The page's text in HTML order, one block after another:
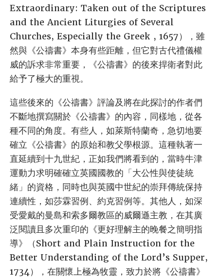
Extraordinary: Taken out of the Scriptures
and the Ancient Liturgies of Several
Churches, Especially the Greek , 1657），雖
然與《公禱書》本身有些距離，但它對古代禮儀權
威的訴求非常重要，《公禱書》的後來捍衛者對此
給予了極大的重視。
這些後來的《公禱書》評論及將在此探討的作者們
不斷地撰寫關於《公禱書》的內容，同樣地，從各
種不同的角度。有些人，如萊斯特蘭奇，急切地要
確立《公禱書》的原始和教父學根源。這種執著一
直延續到十九世紀，正如我們將看到的，當時牛津
運動力求明確確立英國國教的「大公性與使徒統
緒」的資格，同時也與英國中世紀的崇拜傳統保持
連續性，如莎霖習例、約克習例等。其他人，如深
受愛戴的曼島和索多爾教區的威爾遜主教，在其廣
泛閱讀且多次重印的《更好理解主的晚餐之簡明指
導》（Short and Plain Instruction for the
Better Understanding of the Lord’s Supper,
1734），在關懷上極為牧靈，致力於將《公禱書》